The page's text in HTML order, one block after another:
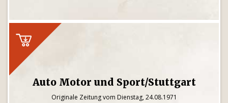
Auto Motor und Sport/Stuttgart
Originale Zeitung vom Dienstag, 24.08.1971